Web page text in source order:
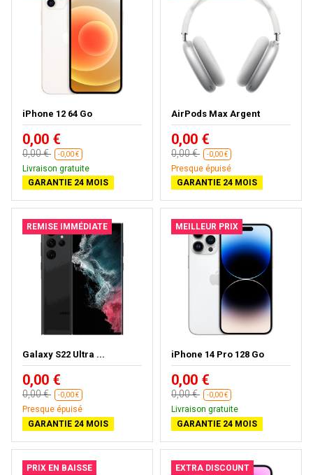
iPhone 12 64 Go
0,00 €
0,00 € -0,00 €
Livraison gratuite
GARANTIE 24 MOIS
AirPods Max Argent
0,00 €
0,00 € -0,00 €
Presque épuisé
GARANTIE 24 MOIS
REMISE IMMÉDIATE
Galaxy S22 Ultra ...
0,00 €
0,00 € -0,00 €
Presque épuisé
GARANTIE 24 MOIS
MEILLEUR PRIX
iPhone 14 Pro 128 Go
0,00 €
0,00 € -0,00 €
Livraison gratuite
GARANTIE 24 MOIS
PRIX EN BAISSE EXTRA DISCOUNT